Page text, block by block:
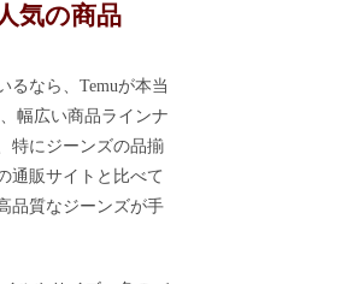
気の商品
るなら、Temuが本当
幅広い商品ラインナ
特にジーンズの品揃
通販サイトと比べて
品質なジーンズが手